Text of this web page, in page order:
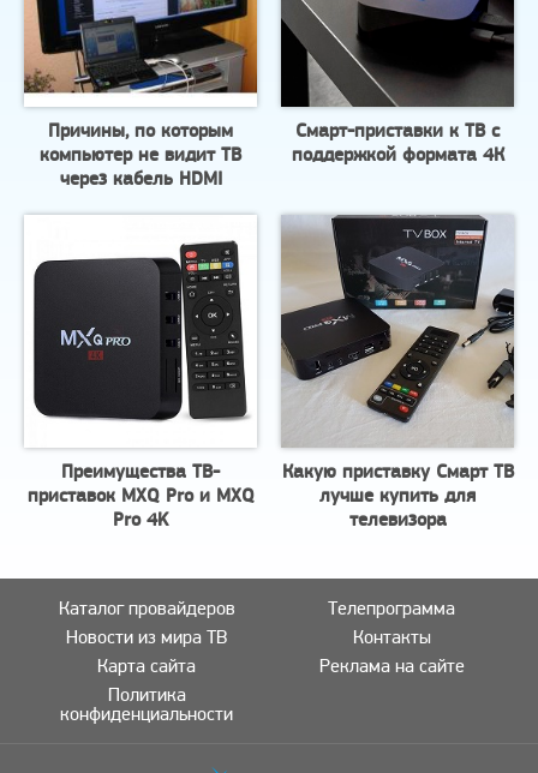
Причины, по которым
компьютер не видит ТВ
через кабель HDMI
Смарт-приставки к ТВ с
поддержкой формата 4К
Преимущества ТВ-
приставок MXQ Pro и MXQ
Pro 4K
Какую приставку Смарт ТВ
лучше купить для
телевизора
Каталог провайдеров
Телепрограмма
Новости из мира ТВ
Контакты
Карта сайта
Реклама на сайте
Политика
конфиденциальности